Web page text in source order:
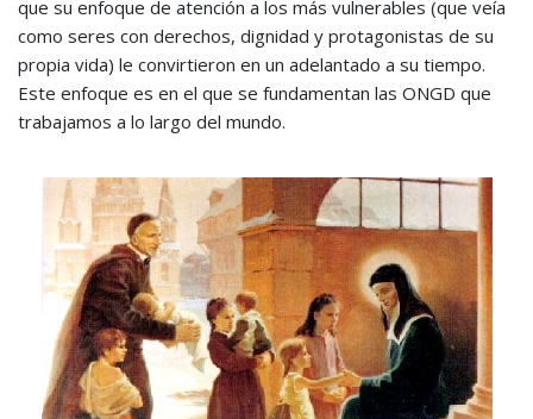
que su enfoque de atención a los más vulnerables (que veía
como seres con derechos, dignidad y protagonistas de su
propia vida) le convirtieron en un adelantado a su tiempo.
Este enfoque es en el que se fundamentan las ONGD que
trabajamos a lo largo del mundo.